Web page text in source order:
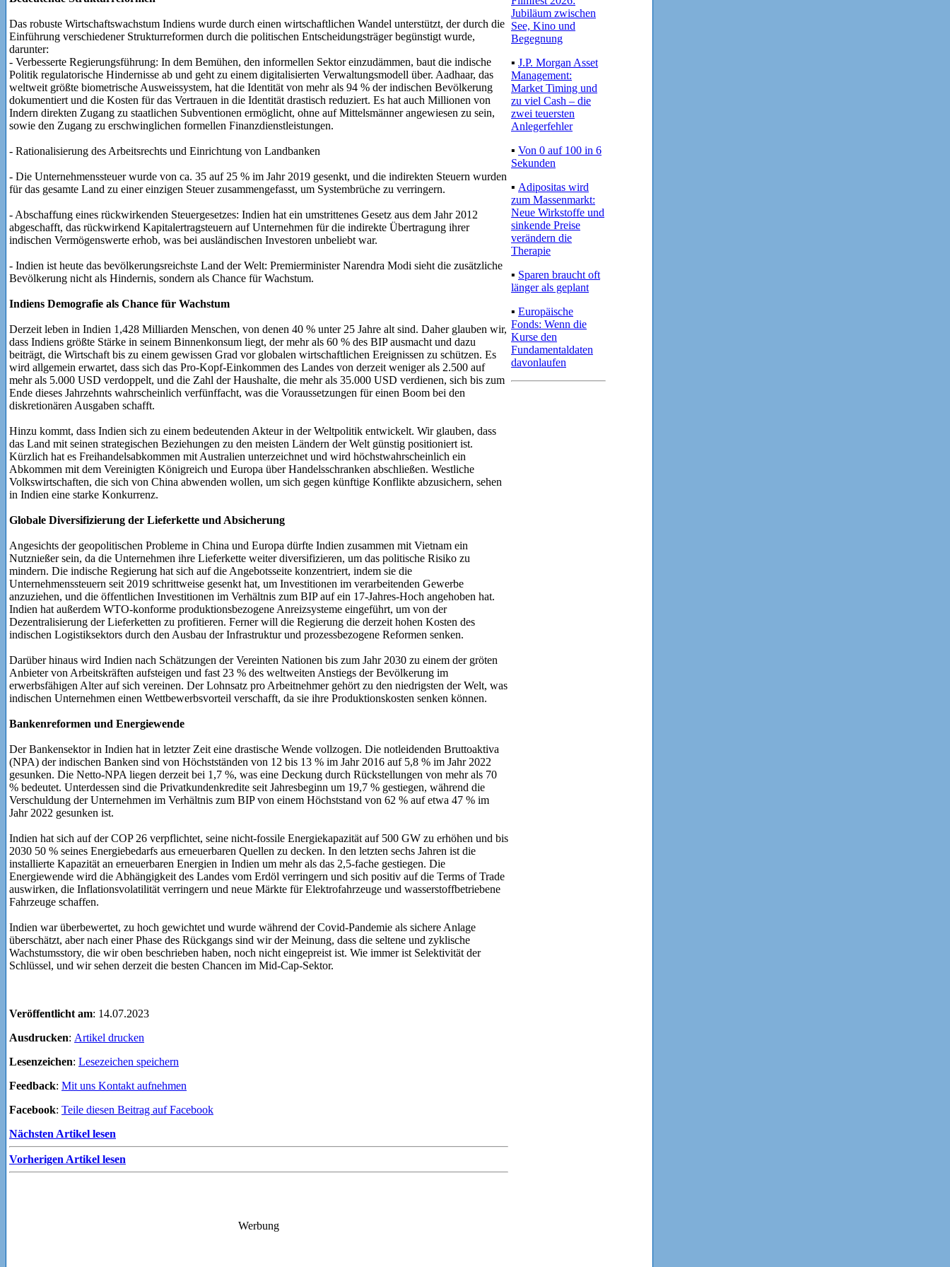
Das robuste Wirtschaftswachstum Indiens wurde durch einen wirtschaftlichen Wandel unterstützt, der durch die
Einführung verschiedener Strukturreformen durch die politischen Entscheidungsträger begünstigt wurde,
darunter:
- Verbesserte Regierungsführung: In dem Bemühen, den informellen Sektor einzudämmen, baut die indische
Politik regulatorische Hindernisse ab und geht zu einem digitalisierten Verwaltungsmodell über. Aadhaar, das
weltweit größte biometrische Ausweissystem, hat die Identität von mehr als 94 % der indischen Bevölkerung
dokumentiert und die Kosten für das Vertrauen in die Identität drastisch reduziert. Es hat auch Millionen von
Indern direkten Zugang zu staatlichen Subventionen ermöglicht, ohne auf Mittelsmänner angewiesen zu sein,
sowie den Zugang zu erschwinglichen formellen Finanzdienstleistungen.
- Rationalisierung des Arbeitsrechts und Einrichtung von Landbanken
- Die Unternehmenssteuer wurde von ca. 35 auf 25 % im Jahr 2019 gesenkt, und die indirekten Steuern wurden
für das gesamte Land zu einer einzigen Steuer zusammengefasst, um Systembrüche zu verringern.
- Abschaffung eines rückwirkenden Steuergesetzes: Indien hat ein umstrittenes Gesetz aus dem Jahr 2012
abgeschafft, das rückwirkend Kapitalertragsteuern auf Unternehmen für die indirekte Übertragung ihrer
indischen Vermögenswerte erhob, was bei ausländischen Investoren unbeliebt war.
- Indien ist heute das bevölkerungsreichste Land der Welt: Premierminister Narendra Modi sieht die zusätzliche
Bevölkerung nicht als Hindernis, sondern als Chance für Wachstum.
Indiens Demografie als Chance für Wachstum
Derzeit leben in Indien 1,428 Milliarden Menschen, von denen 40 % unter 25 Jahre alt sind. Daher glauben wir,
dass Indiens größte Stärke in seinem Binnenkonsum liegt, der mehr als 60 % des BIP ausmacht und dazu
beiträgt, die Wirtschaft bis zu einem gewissen Grad vor globalen wirtschaftlichen Ereignissen zu schützen. Es
wird allgemein erwartet, dass sich das Pro-Kopf-Einkommen des Landes von derzeit weniger als 2.500 auf
mehr als 5.000 USD verdoppelt, und die Zahl der Haushalte, die mehr als 35.000 USD verdienen, sich bis zum
Ende dieses Jahrzehnts wahrscheinlich verfünffacht, was die Voraussetzungen für einen Boom bei den
diskretionären Ausgaben schafft.
Hinzu kommt, dass Indien sich zu einem bedeutenden Akteur in der Weltpolitik entwickelt. Wir glauben, dass
das Land mit seinen strategischen Beziehungen zu den meisten Ländern der Welt günstig positioniert ist.
Kürzlich hat es Freihandelsabkommen mit Australien unterzeichnet und wird höchstwahrscheinlich ein
Abkommen mit dem Vereinigten Königreich und Europa über Handelsschranken abschließen. Westliche
Volkswirtschaften, die sich von China abwenden wollen, um sich gegen künftige Konflikte abzusichern, sehen
in Indien eine starke Konkurrenz.
Globale Diversifizierung der Lieferkette und Absicherung
Angesichts der geopolitischen Probleme in China und Europa dürfte Indien zusammen mit Vietnam ein
Nutznießer sein, da die Unternehmen ihre Lieferkette weiter diversifizieren, um das politische Risiko zu
mindern. Die indische Regierung hat sich auf die Angebotsseite konzentriert, indem sie die
Unternehmenssteuern seit 2019 schrittweise gesenkt hat, um Investitionen im verarbeitenden Gewerbe
anzuziehen, und die öffentlichen Investitionen im Verhältnis zum BIP auf ein 17-Jahres-Hoch angehoben hat.
Indien hat außerdem WTO-konforme produktionsbezogene Anreizsysteme eingeführt, um von der
Dezentralisierung der Lieferketten zu profitieren. Ferner will die Regierung die derzeit hohen Kosten des
indischen Logistiksektors durch den Ausbau der Infrastruktur und prozessbezogene Reformen senken.
Darüber hinaus wird Indien nach Schätzungen der Vereinten Nationen bis zum Jahr 2030 zu einem der gröten
Anbieter von Arbeitskräften aufsteigen und fast 23 % des weltweiten Anstiegs der Bevölkerung im
erwerbsfähigen Alter auf sich vereinen. Der Lohnsatz pro Arbeitnehmer gehört zu den niedrigsten der Welt, was
indischen Unternehmen einen Wettbewerbsvorteil verschafft, da sie ihre Produktionskosten senken können.
Bankenreformen und Energiewende
Der Bankensektor in Indien hat in letzter Zeit eine drastische Wende vollzogen. Die notleidenden Bruttoaktiva
(NPA) der indischen Banken sind von Höchstständen von 12 bis 13 % im Jahr 2016 auf 5,8 % im Jahr 2022
gesunken. Die Netto-NPA liegen derzeit bei 1,7 %, was eine Deckung durch Rückstellungen von mehr als 70
% bedeutet. Unterdessen sind die Privatkundenkredite seit Jahresbeginn um 19,7 % gestiegen, während die
Verschuldung der Unternehmen im Verhältnis zum BIP von einem Höchststand von 62 % auf etwa 47 % im
Jahr 2022 gesunken ist.
Indien hat sich auf der COP 26 verpflichtet, seine nicht-fossile Energiekapazität auf 500 GW zu erhöhen und bis
2030 50 % seines Energiebedarfs aus erneuerbaren Quellen zu decken. In den letzten sechs Jahren ist die
installierte Kapazität an erneuerbaren Energien in Indien um mehr als das 2,5-fache gestiegen. Die
Energiewende wird die Abhängigkeit des Landes vom Erdöl verringern und sich positiv auf die Terms of Trade
auswirken, die Inflationsvolatilität verringern und neue Märkte für Elektrofahrzeuge und wasserstoffbetriebene
Fahrzeuge schaffen.
Indien war überbewertet, zu hoch gewichtet und wurde während der Covid-Pandemie als sichere Anlage
überschätzt, aber nach einer Phase des Rückgangs sind wir der Meinung, dass die seltene und zyklische
Wachstumsstory, die wir oben beschrieben haben, noch nicht eingepreist ist. Wie immer ist Selektivität der
Schlüssel, und wir sehen derzeit die besten Chancen im Mid-Cap-Sektor.
Veröffentlicht am: 14.07.2023
Ausdrucken: Artikel drucken
Lesenzeichen: Lesezeichen speichern
Feedback: Mit uns Kontakt aufnehmen
Facebook: Teile diesen Beitrag auf Facebook
Nächsten Artikel lesen
Vorherigen Artikel lesen
Jubiläum zwischen
See, Kino und
Begegnung
▪ J.P. Morgan Asset
Management:
Market Timing und
zu viel Cash – die
zwei teuersten
Anlegerfehler
▪ Von 0 auf 100 in 6
Sekunden
▪ Adipositas wird
zum Massenmarkt:
Neue Wirkstoffe und
sinkende Preise
verändern die
Therapie
▪ Sparen braucht oft
länger als geplant
▪ Europäische
Fonds: Wenn die
Kurse den
Fundamentaldaten
davonlaufen
Werbung